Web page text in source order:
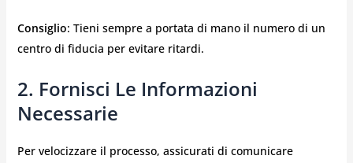
Consiglio: Tieni sempre a portata di mano il numero di un
centro di fiducia per evitare ritardi.
2. Fornisci Le Informazioni
Necessarie
Per velocizzare il processo, assicurati di comunicare